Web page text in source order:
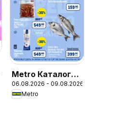
Metro Каталог
"Вигідних
вихідних
06.08.2026 - 09.08.2026
Metro